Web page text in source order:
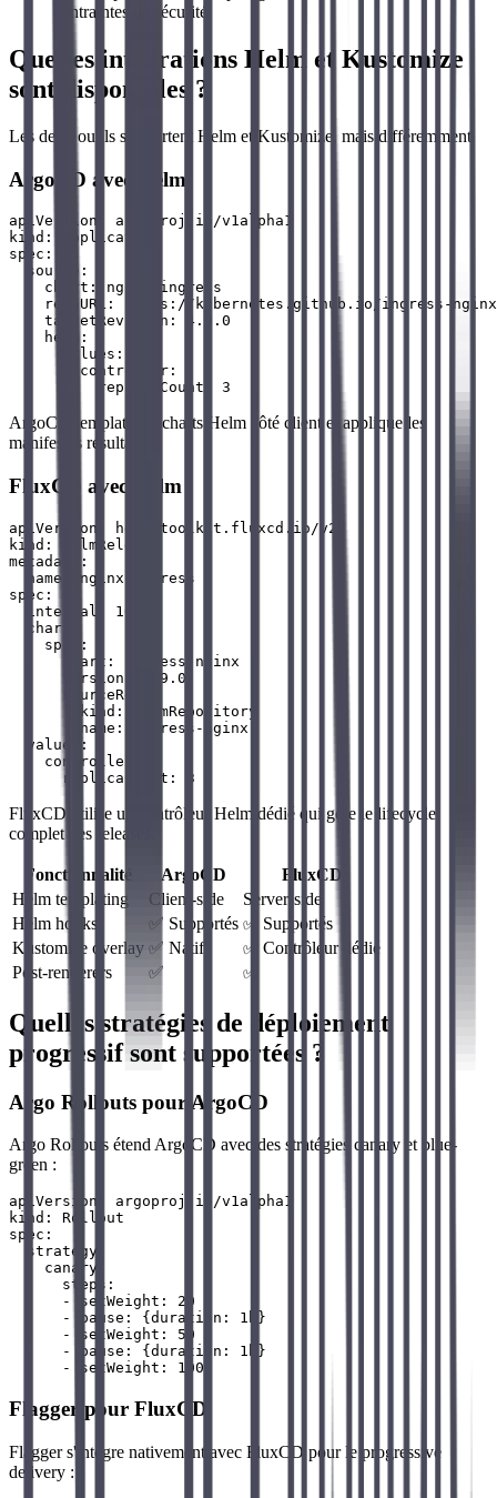
contraintes de sécurité.
Quelles intégrations Helm et Kustomize
sont disponibles ?
Les deux outils supportent Helm et Kustomize, mais différemment.
ArgoCD avec Helm
apiVersion: argoproj.io/v1alpha1
kind: Application
spec:
  source:
    chart: nginx-ingress
    repoURL: https://kubernetes.github.io/ingress-nginx
    targetRevision: 4.9.0
    helm:
      values: |
        controller:
ArgoCD template les charts Helm côté client et applique les
manifestes résultants.
FluxCD avec Helm
apiVersion: helm.toolkit.fluxcd.io/v2
kind: HelmRelease
metadata:
  name: nginx-ingress
spec:
  interval: 10m
  chart:
    spec:
      chart: ingress-nginx
      version: 4.9.0
      sourceRef:
        kind: HelmRepository
        name: ingress-nginx
  values:
    controller:
FluxCD utilise un contrôleur Helm dédié qui gère le lifecycle
complet des releases.
Fonctionnalité ArgoCD
FluxCD
Helm templating
Client-side
Server-side
Helm hooks
✅ Supportés ✅ Supportés
Kustomize overlay ✅ Natif
✅ Contrôleur dédié
Post-renderers
✅ ✅
Quelles stratégies de déploiement
progressif sont supportées ?
Argo Rollouts pour ArgoCD
Argo Rollouts étend ArgoCD avec des stratégies canary et blue-
green :
apiVersion: argoproj.io/v1alpha1
kind: Rollout
spec:
  strategy:
    canary:
      steps:
      - setWeight: 20
      - pause: {duration: 1h}
      - setWeight: 50
      - pause: {duration: 1h}
Flagger pour FluxCD
Flagger s'intègre nativement avec FluxCD pour le progressive
delivery :